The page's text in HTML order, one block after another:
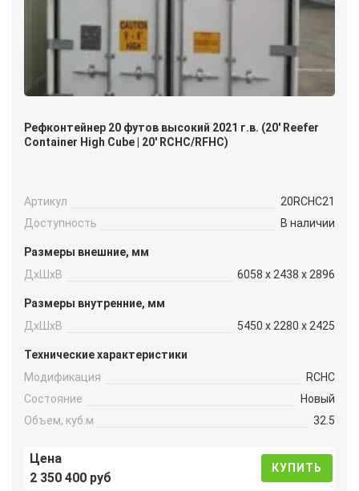
Рефконтейнер 20 футов высокий 2021 г.в. (20′ Reefer
Container High Cube | 20′ RCHC/RFHC)
Артикул
20RCHC21
Доступность
В наличии
Размеры внешние, мм
ДxШxВ
6058 x 2438 x 2896
Размеры внутренние, мм
ДxШxВ
5450 x 2280 x 2425
Технические характеристики
Модификация
RCHC
Состояние
Новый
Объем, куб.м
32.5
Цена
2 350 400 руб
КУПИТЬ